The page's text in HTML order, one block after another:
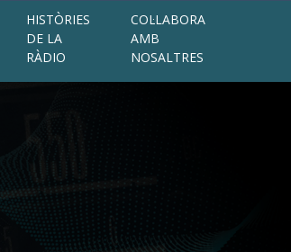
HISTÒRIES
DE LA
RÀDIO
COL·LABORA
AMB
NOSALTRES